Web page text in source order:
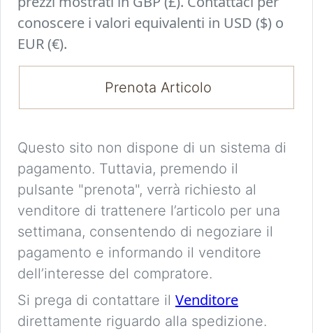
conoscere i valori equivalenti in USD ($) o
EUR (€).
Prenota Articolo
Questo sito non dispone di un sistema di
pagamento. Tuttavia, premendo il
pulsante "prenota", verrà richiesto al
venditore di trattenere l’articolo per una
settimana, consentendo di negoziare il
pagamento e informando il venditore
dell’interesse del compratore.
Si prega di contattare il Venditore
direttamente riguardo alla spedizione.